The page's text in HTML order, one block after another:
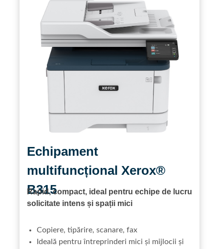
Echipament
multifuncțional Xerox®
B315
Rapid, compact, ideal pentru echipe de lucru
solicitate intens și spații mici
Copiere, tipărire, scanare, fax
Ideală pentru întreprinderi mici și mijlocii și